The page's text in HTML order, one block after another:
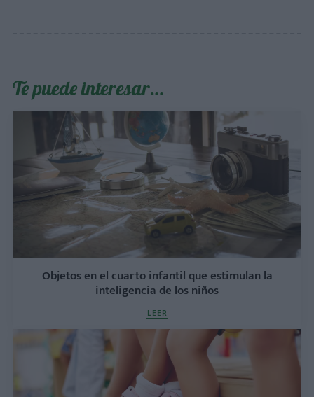
Te puede interesar…
Objetos en el cuarto infantil que estimulan la
inteligencia de los niños
LEER